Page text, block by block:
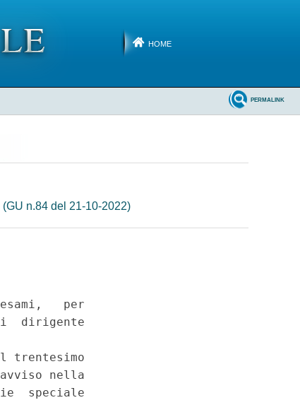
HOME
PERMALINK
(GU n.84 del 21-10-2022)